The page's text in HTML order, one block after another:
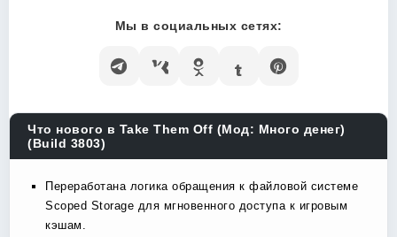
Мы в социальных сетях:
Что нового в Take Them Off (Мод: Много денег)
(Build 3803)
Переработана логика обращения к файловой системе
Scoped Storage для мгновенного доступа к игровым
кэшам.